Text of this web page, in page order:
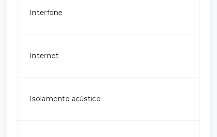
Interfone
Internet
Isolamento acústico